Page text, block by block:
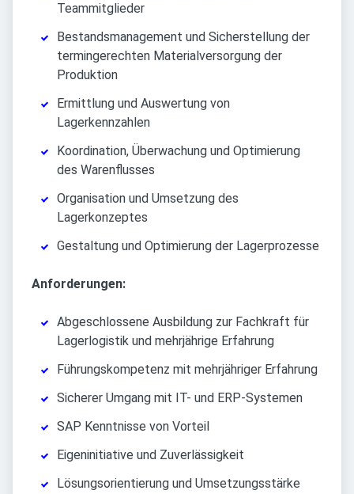
Teammitglieder
Bestandsmanagement und Sicherstellung der
termingerechten Materialversorgung der
Produktion
Ermittlung und Auswertung von
Lagerkennzahlen
Koordination, Überwachung und Optimierung
des Warenflusses
Organisation und Umsetzung des
Lagerkonzeptes
Gestaltung und Optimierung der Lagerprozesse
Anforderungen:
Abgeschlossene Ausbildung zur Fachkraft für
Lagerlogistik und mehrjährige Erfahrung
Führungskompetenz mit mehrjähriger Erfahrung
Sicherer Umgang mit IT- und ERP-Systemen
SAP Kenntnisse von Vorteil
Eigeninitiative und Zuverlässigkeit
Lösungsorientierung und Umsetzungsstärke